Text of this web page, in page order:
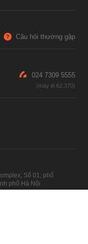
Câu hỏi thường gặp
024 7309 5555
Số 01, phố
phố Hà Nội